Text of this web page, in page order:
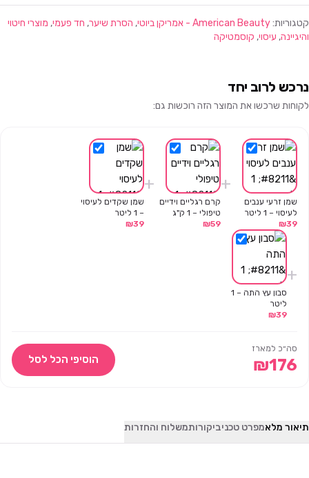
קטגוריות:American Beauty - אמריקן ביוטי , הסרת שיער, חד פעמי, מוצרי חיטוי
והיגיינה, עיסוי, קוסמטיקה
נרכש לרוב יחד
לקוחות שרכשו את המוצר הזה רוכשות גם:
שמן זרעי ענבים
לעיסוי – 1 ליטר
₪39
+
קרם רגליים וידיים
טיפולי – 1 ק"ג
₪59
+
שמן שקדים לעיסוי
– 1 ליטר
₪39
+
סבון עץ התה – 1
ליטר
₪39
סה״כ למארז
₪176 הוסיפי הכל לסל
תיאור מלאמפרט טכניביקורותמשלוח והחזרות